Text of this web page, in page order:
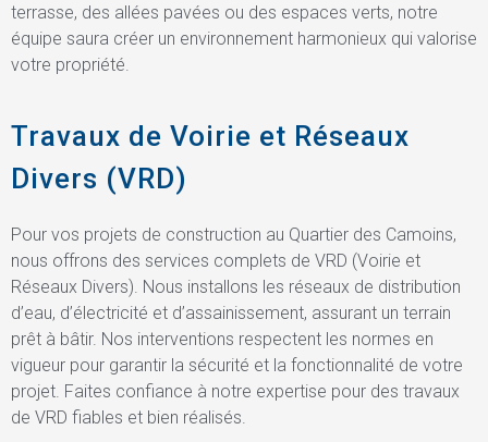
terrasse, des allées pavées ou des espaces verts, notre
équipe saura créer un environnement harmonieux qui valorise
votre propriété.
Travaux de Voirie et Réseaux
Divers (VRD)
Pour vos projets de construction au Quartier des Camoins,
nous offrons des services complets de VRD (Voirie et
Réseaux Divers). Nous installons les réseaux de distribution
d’eau, d’électricité et d’assainissement, assurant un terrain
prêt à bâtir. Nos interventions respectent les normes en
vigueur pour garantir la sécurité et la fonctionnalité de votre
projet. Faites confiance à notre expertise pour des travaux
de VRD fiables et bien réalisés.